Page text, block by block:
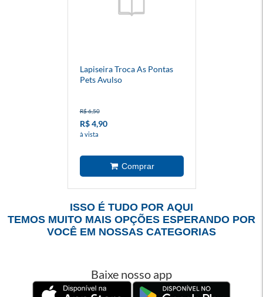
Lapiseira Troca As Pontas
Pets Avulso
R$ 6,50
R$ 4,90
à vista
ISSO É TUDO POR AQUI
TEMOS MUITO MAIS OPÇÕES ESPERANDO POR
VOCÊ EM NOSSAS CATEGORIAS
Baixe nosso app